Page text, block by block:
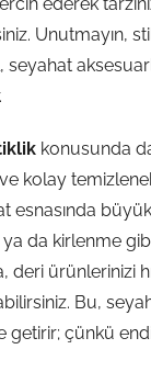
Unutmayın,
konusunda
kolay
esnasında büyük
da kirlenme
deri ürünlerinizi
Bu,
getirir; çünkü